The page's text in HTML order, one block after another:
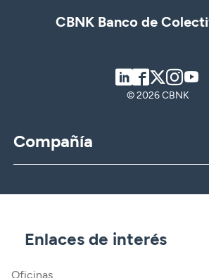
CBNK Banco de
LinkedIn
Facebook
Twitter
© 2026 CBNK
Compañía
CBNK Gestión de Activos
CBNK Mediación de Seguros
Banca Partner
Enlaces de interés
Oficinas